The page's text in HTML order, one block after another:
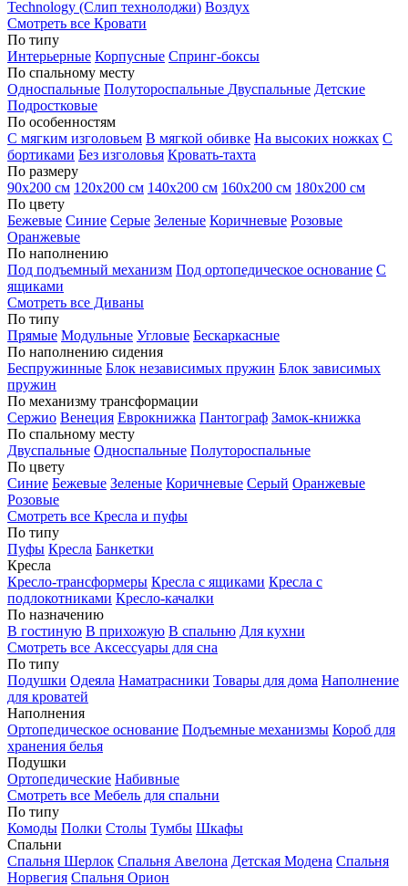
Technology (Слип технолоджи) Воздух
Смотреть все Кровати
По типу
Интерьерные Корпусные Спринг-боксы
По спальному месту
Односпальные Полутороспальные Двуспальные Детские
Подростковые
По особенностям
С мягким изголовьем В мягкой обивке На высоких ножках С
бортиками Без изголовья Кровать-тахта
По размеру
90х200 см 120х200 см 140х200 см 160х200 см 180х200 см
По цвету
Бежевые Синие Серые Зеленые Коричневые Розовые
Оранжевые
По наполнению
Под подъемный механизм Под ортопедическое основание С
ящиками
Смотреть все Диваны
По типу
Прямые Модульные Угловые Бескаркасные
По наполнению сидения
Беспружинные Блок независимых пружин Блок зависимых
пружин
По механизму трансформации
Сержио Венеция Еврокнижка Пантограф Замок-книжка
По спальному месту
Двуспальные Односпальные Полутороспальные
По цвету
Синие Бежевые Зеленые Коричневые Серый Оранжевые
Розовые
Смотреть все Кресла и пуфы
По типу
Пуфы Кресла Банкетки
Кресла
Кресло-трансформеры Кресла с ящиками Кресла с
подлокотниками Кресло-качалки
По назначению
В гостиную В прихожую В спальню Для кухни
Смотреть все Аксессуары для сна
По типу
Подушки Одеяла Наматрасники Товары для дома Наполнение
для кроватей
Наполнения
Ортопедическое основание Подъемные механизмы Короб для
хранения белья
Подушки
Ортопедические Набивные
Смотреть все Мебель для спальни
По типу
Комоды Полки Столы Тумбы Шкафы
Спальни
Спальня Шерлок Спальня Авелона Детская Модена Спальня
Норвегия Спальня Орион